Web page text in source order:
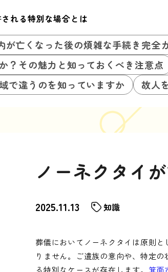
れる特別な場合とは
が亡くなった後の煩雑な手続き完全
？その魅力と知っておくべき注意点
で違うのを知っていますか
故人
ノーネクタイ
2025.11.13 知識
葬儀においてノーネクタイは原則
りません。ご遺族の意向や、特定
る特別なケースが存在します。 箕面